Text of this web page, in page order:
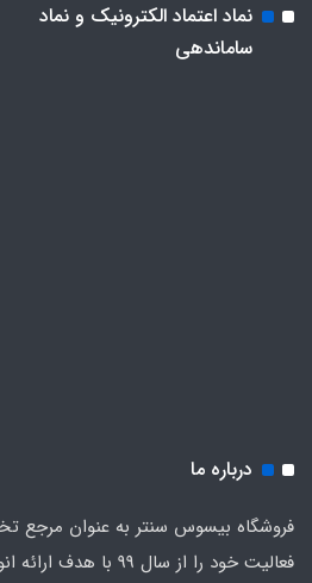
نماد اعتماد الکترونیک و نماد
ساماندهی
درباره ما
فروشگاه بیسوس سنتر به عنوان مرجع
فعالیت خود را از سال